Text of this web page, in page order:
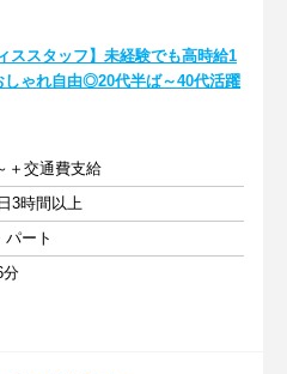
ススタッフ】未経験でも高時給1
ゃれ自由◎20代半ば～40代活躍
＋交通費支給
3時間以上
パート
分